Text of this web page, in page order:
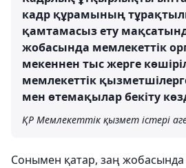
кадр құрамының
қамтамасыз ету
жобасында мемлекеттік
мекеннен тыс жерге
мемлекеттік
мен өтемақылар бекіту
ҚР Мемлекеттік қызмет істері
Сонымен қатар, заң жобасында